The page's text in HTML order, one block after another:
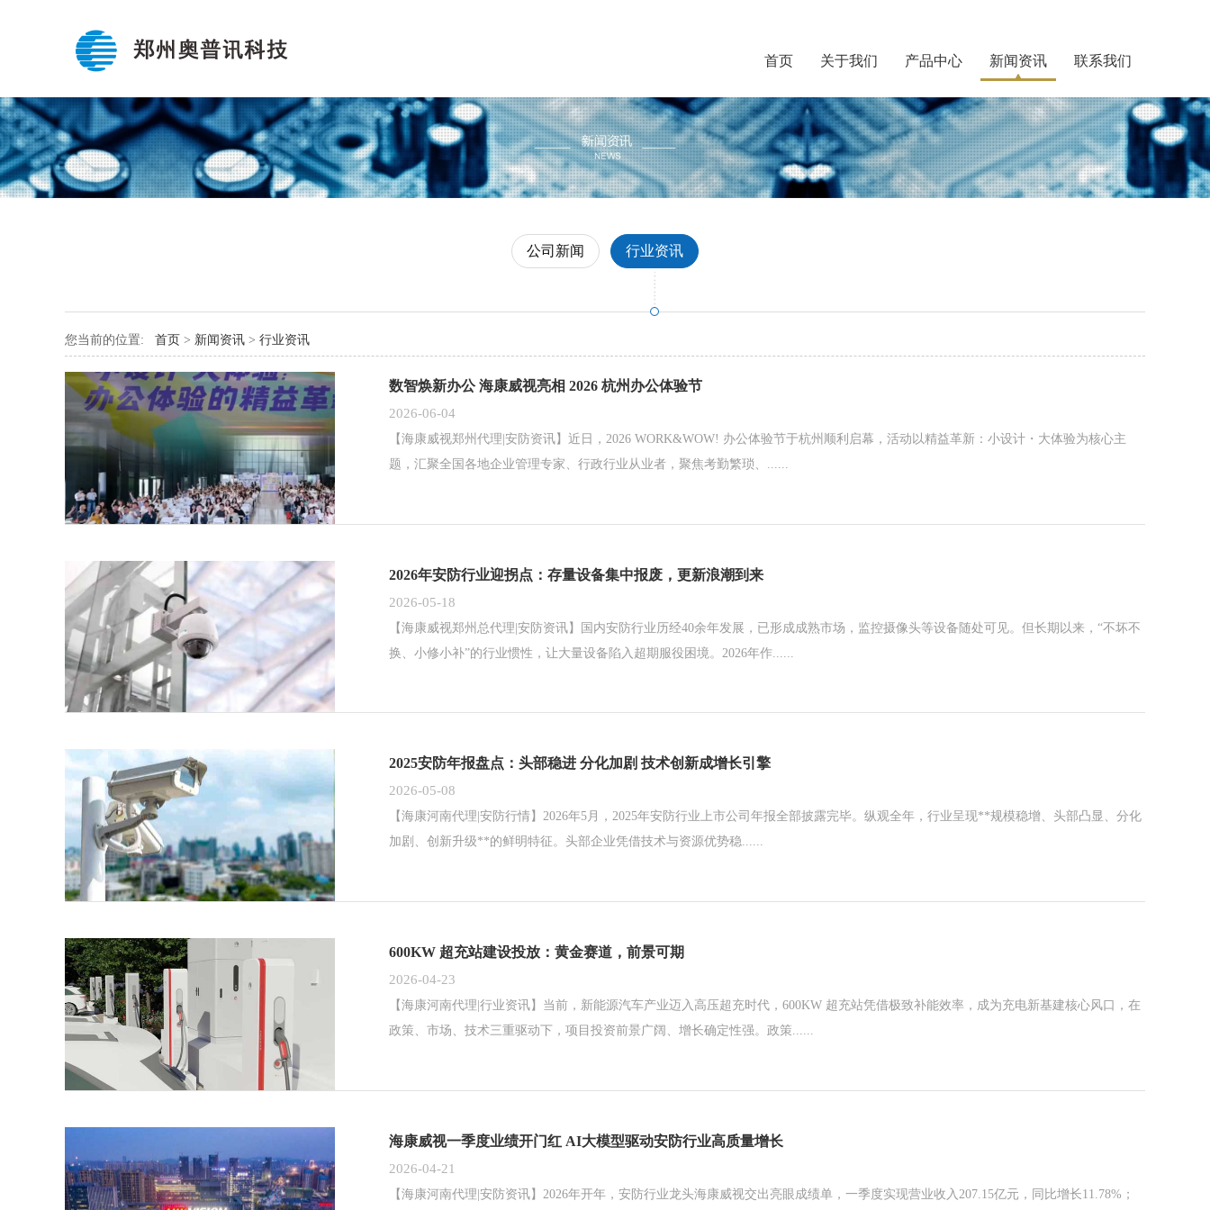
首页 关于我们 产品中心 新闻资讯 联系我们
公司新闻 行业资讯
您当前的位置: 首页 > 新闻资讯 > 行业资讯
数智焕新办公 海康威视亮相 2026 杭州办公体验节
2026-06-04
【海康威视郑州代理|安防资讯】近日，2026 WORK&WOW! 办公体验节于杭州顺利启幕，活动以精益革新：小设计・大体验为核心主
题，汇聚全国各地企业管理专家、行政行业从业者，聚焦考勤繁琐、......
2026年安防行业迎拐点：存量设备集中报废，更新浪潮到来
2026-05-18
【海康威视郑州总代理|安防资讯】国内安防行业历经40余年发展，已形成成熟市场，监控摄像头等设备随处可见。但长期以来，“不坏不
换、小修小补”的行业惯性，让大量设备陷入超期服役困境。2026年作......
2025安防年报盘点：头部稳进 分化加剧 技术创新成增长引擎
2026-05-08
【海康河南代理|安防行情】2026年5月，2025年安防行业上市公司年报全部披露完毕。纵观全年，行业呈现**规模稳增、头部凸显、分化
加剧、创新升级**的鲜明特征。头部企业凭借技术与资源优势稳......
600KW 超充站建设投放：黄金赛道，前景可期
2026-04-23
【海康河南代理|行业资讯】当前，新能源汽车产业迈入高压超充时代，600KW 超充站凭借极致补能效率，成为充电新基建核心风口，在
政策、市场、技术三重驱动下，项目投资前景广阔、增长确定性强。政策......
海康威视一季度业绩开门红 AI大模型驱动安防行业高质量增长
2026-04-21
【海康河南代理|安防资讯】2026年开年，安防行业龙头海康威视交出亮眼成绩单，一季度实现营业收入207.15亿元，同比增长11.78%；